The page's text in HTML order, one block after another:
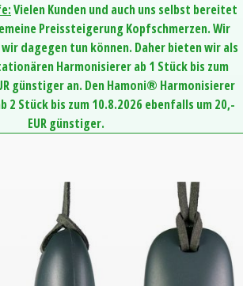
Vielen Kunden und auch uns selbst bereitet
Preissteigerung Kopfschmerzen. Wir
dagegen tun können. Daher bieten wir als
Harmonisierer ab 1 Stück bis zum
günstiger an. Den Hamoni® Harmonisierer
2 Stück bis zum 10.8.2026 ebenfalls um 20,-
EUR günstiger.